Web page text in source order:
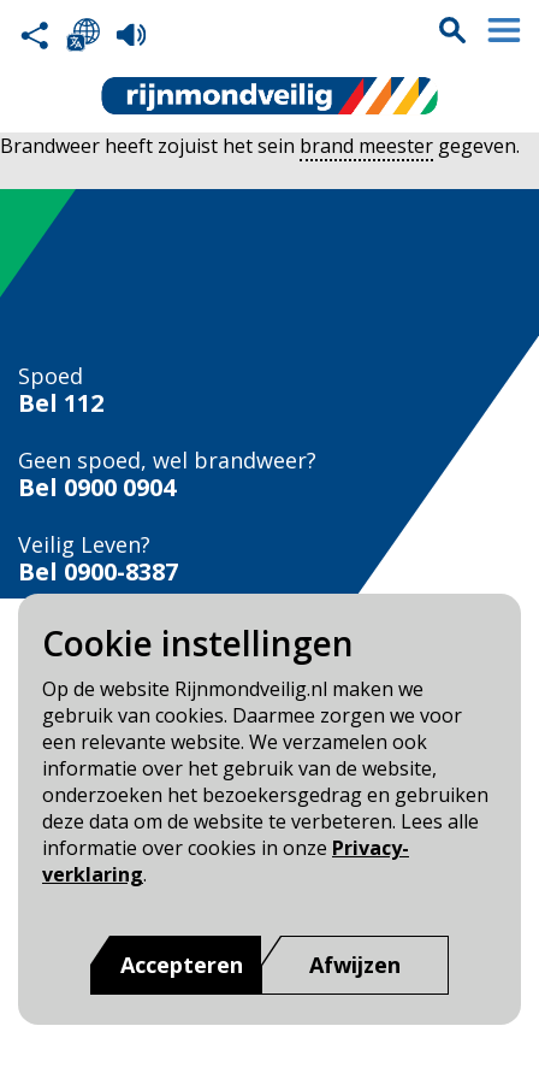
Cookie instellingen
Op de website Rijnmondveilig.nl maken we
gebruik van cookies. Daarmee zorgen we voor
een relevante website. We verzamelen ook
informatie over het gebruik van de website,
onderzoeken het bezoekersgedrag en gebruiken
deze data om de website te verbeteren. Lees alle
informatie over cookies in onze Privacy-
verklaring.
Accepteren Afwijzen
Brandweer heeft zojuist het sein brand meester gegeven.
Spoed
Bel 112
Geen spoed, wel brandweer?
Bel 0900 0904
Veilig Leven?
Bel 0900-8387
Blijf op de hoogte
Cookie- en Privacybeleid
Toegankelijkheid
Dit is een website van